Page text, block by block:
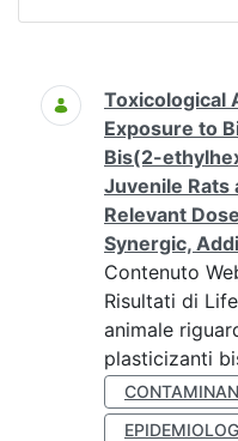
Ricerca
Toxicological
Exposure to
Bis(2-
Juvenile Rats
Relevant
Synergic,
Contenuto
Risultati di
animale
plasticizanti